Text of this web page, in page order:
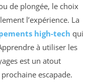
de plongée, le choix
l’expérience. La
high-tech qui
à utiliser les
est un atout
escapade.